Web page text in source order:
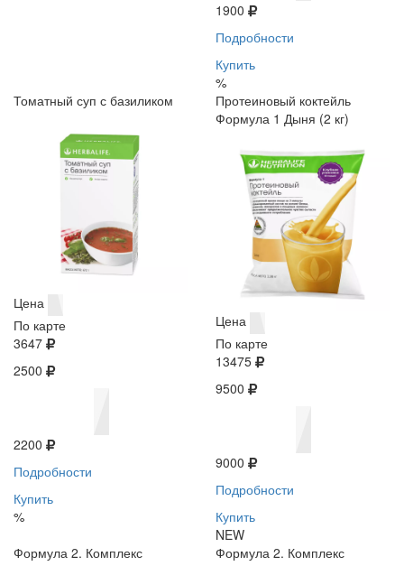
1900
Подробности
Купить
%
Томатный суп с базиликом
Цена
По карте
3647
2500
2200
Подробности
Купить
%
Протеиновый коктейль
Формула 1 Дыня (2 кг)
Цена
По карте
13475
9500
9000
Подробности
Купить
NEW
Формула 2. Комплекс
Формула 2. Комплекс